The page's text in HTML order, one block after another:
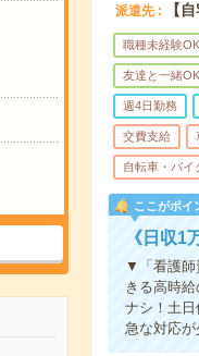
派遣先 【
職種未経験OK
友達と一緒OK
週4日勤務
交費支給
自転車・バイ
ここがポイ
《日収1
▼「看護師
きる高時
ナシ！土
急な対応が